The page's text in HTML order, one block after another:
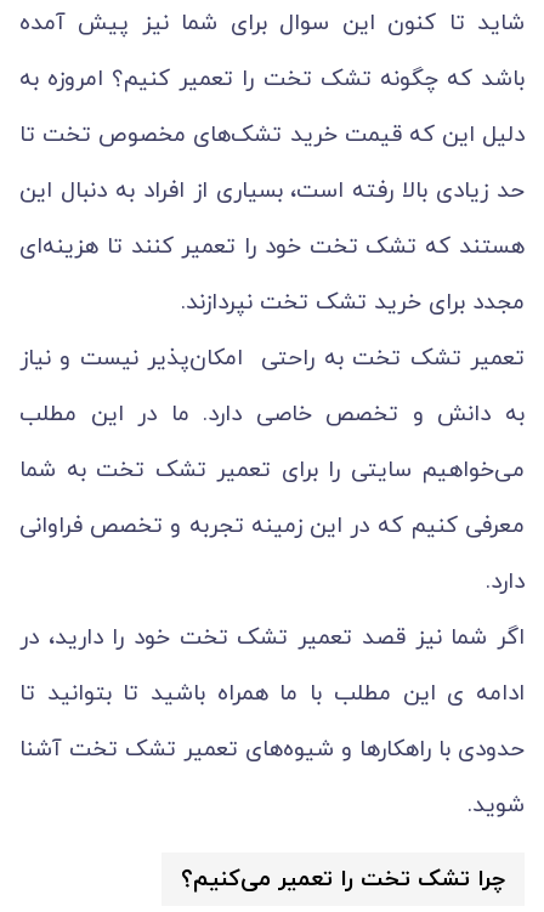
شاید تا کنون این سوال برای شما نیز پیش آمده
باشد که چگونه تشک تخت را تعمیر کنیم؟ امروزه به
دلیل این که قیمت خرید تشک‌های مخصوص تخت تا
حد زیادی بالا رفته است، بسیاری از افراد به دنبال این
هستند که تشک تخت خود را تعمیر کنند تا هزینه‌ای
مجدد برای خرید تشک تخت نپردازند.
تعمیر تشک تخت به راحتی امکان‌پذیر نیست و نیاز
به دانش و تخصص خاصی دارد. ما در این مطلب
می‌خواهیم سایتی را برای تعمیر تشک تخت به شما
معرفی کنیم که در این زمینه تجربه و تخصص فراوانی
دارد.
اگر شما نیز قصد تعمیر تشک تخت خود را دارید، در
ادامه ی این مطلب با ما همراه باشید تا بتوانید تا
حدودی با راهکارها و شیوه‌های تعمیر تشک تخت آشنا
شوید.
چرا تشک تخت را تعمیر می‌کنیم؟